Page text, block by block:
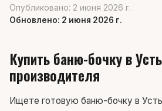
Опубликовано: 2 июня 2026 г.
Обновлено: 2 июня 2026 г.
Купить баню-бочку в
производителя
Ищете готовую баню-бочку в